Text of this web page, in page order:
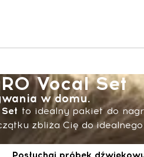
Vocal Set
w domu.
to idealny pakiet do
zbliża Cię do